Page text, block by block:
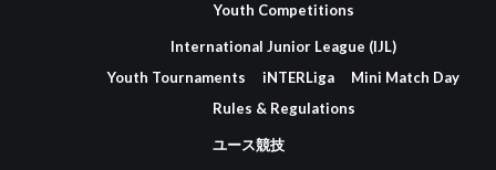
Youth Competitions
International Junior League (IJL)
Youth Tournaments
iNTERLiga
Mini Match Day
Rules & Regulations
ユース競技